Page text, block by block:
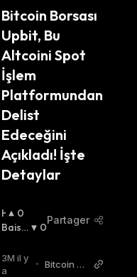
Bitcoin Borsası
Upbit, Bu
Altcoini Spot
İşlem
Platformundan
Delist
Edeceğini
Açıkladı! İşte
Detaylar
H
A
S
S
0
Baissi
0
Partager
3M il y
a
• Bitcoin W